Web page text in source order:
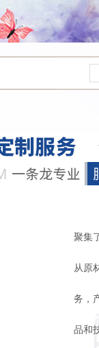
聚集
从原
务，
品和